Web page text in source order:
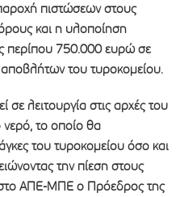
πιστώσεων στους
και η υλοποίηση
περίπου 750.000 ευρώ σε
του τυροκομείου.
σε λειτουργία στις αρχές του
το οποίο θα
του τυροκομείου όσο και
την πίεση στους
ΑΠΕ-ΜΠΕ ο Πρόεδρος της